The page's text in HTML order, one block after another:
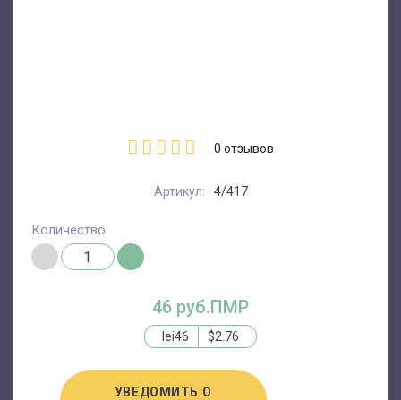
0 отзывов
Артикул: 4/417
46 руб.ПМР
lei46 $2.76
УВЕДОМИТЬ О
Количество: